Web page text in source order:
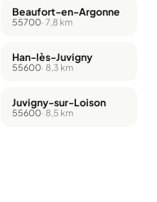
Beaufort-en-Argonne
55700· 7,8 km
Han-lès-Juvigny
55600· 8,3 km
Juvigny-sur-Loison
55600· 8,5 km